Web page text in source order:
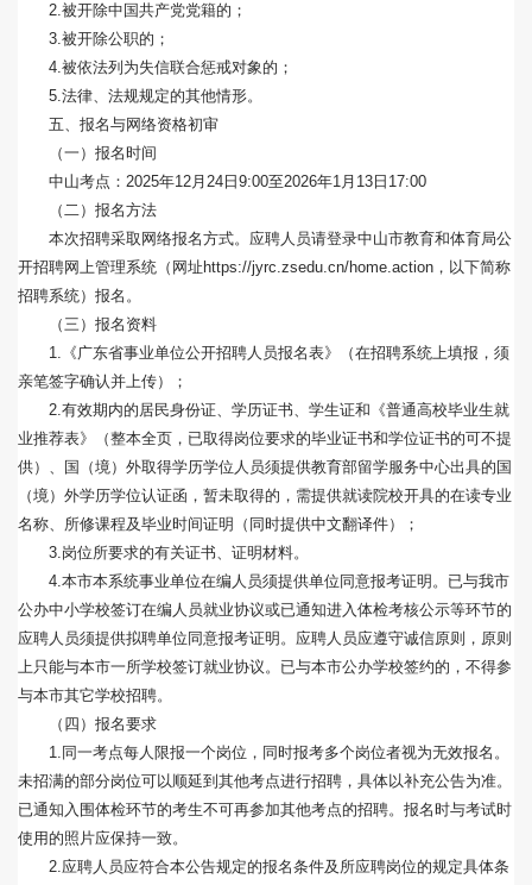
2.被开除中国共产党党籍的；
3.被开除公职的；
4.被依法列为失信联合惩戒对象的；
5.法律、法规规定的其他情形。
五、报名与网络资格初审
（一）报名时间
中山考点：2025年12月24日9:00至2026年1月13日17:00
（二）报名方法
本次招聘采取网络报名方式。应聘人员请登录中山市教育和体育局公
开招聘网上管理系统（网址https://jyrc.zsedu.cn/home.action，以下简称
招聘系统）报名。
（三）报名资料
1.《广东省事业单位公开招聘人员报名表》（在招聘系统上填报，须
亲笔签字确认并上传）；
2.有效期内的居民身份证、学历证书、学生证和《普通高校毕业生就
业推荐表》（整本全页，已取得岗位要求的毕业证书和学位证书的可不提
供）、国（境）外取得学历学位人员须提供教育部留学服务中心出具的国
（境）外学历学位认证函，暂未取得的，需提供就读院校开具的在读专业
名称、所修课程及毕业时间证明（同时提供中文翻译件）；
3.岗位所要求的有关证书、证明材料。
4.本市本系统事业单位在编人员须提供单位同意报考证明。已与我市
公办中小学校签订在编人员就业协议或已通知进入体检考核公示等环节的
应聘人员须提供拟聘单位同意报考证明。应聘人员应遵守诚信原则，原则
上只能与本市一所学校签订就业协议。已与本市公办学校签约的，不得参
与本市其它学校招聘。
（四）报名要求
1.同一考点每人限报一个岗位，同时报考多个岗位者视为无效报名。
未招满的部分岗位可以顺延到其他考点进行招聘，具体以补充公告为准。
已通知入围体检环节的考生不可再参加其他考点的招聘。报名时与考试时
使用的照片应保持一致。
2.应聘人员应符合本公告规定的报名条件及所应聘岗位的规定具体条